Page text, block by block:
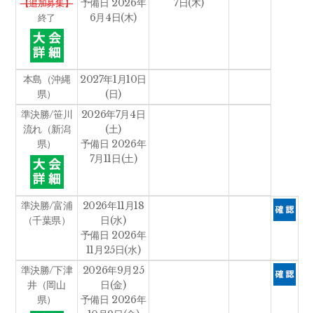
【追加募集】
終了
予備日 2026年
6月4日(木)
7日(木)
本島（沖縄
県）
2027年1月10日
(日)
準決勝/笹川
流れ（新潟
県）
2026年7月4日
(土)
予備日 2026年
7月11日(土)
準決勝/富浦
（千葉県）
2026年11月18
日(水)
予備日 2026年
11月25日(水)
準決勝/下津
井（岡山
県）
2026年9月25
日(金)
予備日 2026年